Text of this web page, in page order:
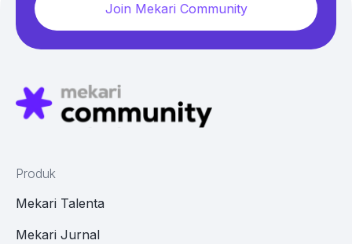
Join Mekari Community
Produk
Mekari Talenta
Mekari Jurnal